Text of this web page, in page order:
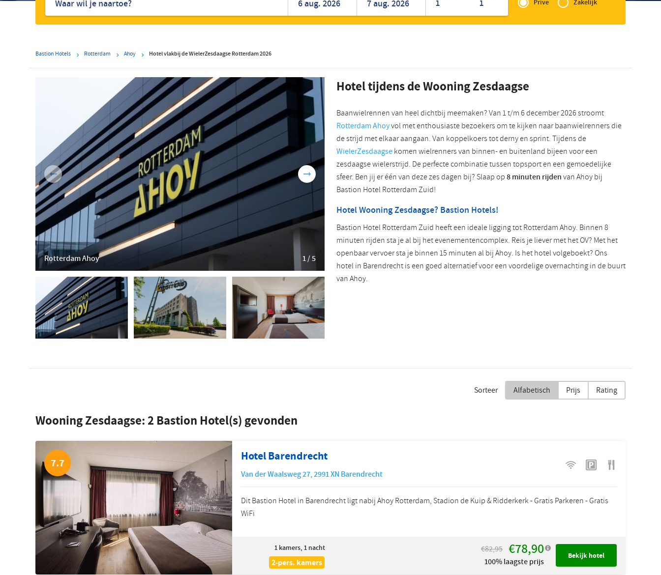
Turks
hotels
1 1 Prive Zakelijk
Bastion Hotels Rotterdam Ahoy Hotel vlakbij de WielerZesdaagse Rotterdam 2026
Hotel tijdens de Wooning Zesdaagse
Baanwielrennen van heel dichtbij meemaken? Van 1 t/m 6 december 2026 stroomt
Rotterdam Ahoyvol met enthousiaste bezoekers om te kijken naar baanwielrenners die
de strijd met elkaar aangaan. Van koppelkoers tot derny en sprint. Tijdens de
WielerZesdaagsekomen wielrenners van binnen- en buitenland bijeen voor een
zesdaagse wielerstrijd. De perfecte combinatie tussen topsport en een gemoedelijke
sfeer. Ben jij er één van deze zes dagen bij? Slaap op8 minuten rijdenvan Ahoy bij
Bastion Hotel Rotterdam Zuid!
Hotel Wooning Zesdaagse? Bastion Hotels!
Bastion Hotel Rotterdam Zuid heeft een ideale ligging tot Rotterdam Ahoy. Binnen 8
minuten rijden sta je al bij het evenementencomplex. Reis je liever met het OV? Met het
openbaar vervoer sta je binnen 15 minuten al bij Ahoy. Is het hotel volgeboekt? Ons
hotel in Barendrecht is een goed alternatief voor een voordelige overnachting in de buurt
van Ahoy.
Rotterdam Ahoy 1 / 5
Sorteer Alfabetisch Prijs Rating
Wooning Zesdaagse: 2 Bastion Hotel(s) gevonden
7.7 Hotel Barendrecht
Van der Waalsweg 27,2991 XN Barendrecht
Dit Bastion Hotel in Barendrecht ligt nabij Ahoy Rotterdam, Stadion de Kuip & Ridderkerk - Gratis Parkeren - Gratis
WiFi
1 kamers, 1 nacht
2-pers. kamers
€82,95 €78,90
100% laagste prijs
Bekijk hotel